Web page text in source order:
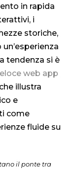
in rapida
i
storiche,
tendenza si è
web app
illustra
e
come
fluide su
il ponte tra